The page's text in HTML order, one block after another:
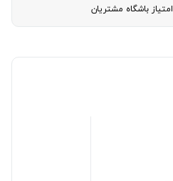
امتیاز باشگاه مشتریان